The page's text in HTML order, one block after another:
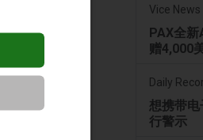
Vice News
PAX全
赠4,000
Daily
想携带
行警示